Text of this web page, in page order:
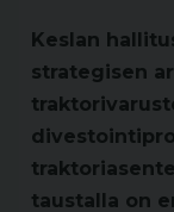
Keslan
strategisen
taustalla on